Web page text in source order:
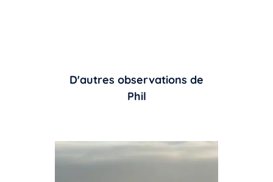
D'autres observations de
Phil